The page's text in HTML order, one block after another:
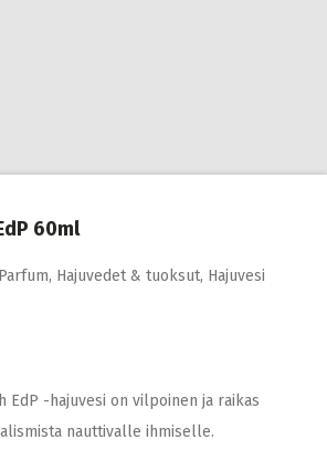
60ml
, Hajuvedet & tuoksut, Hajuvesi
EdP -hajuvesi on vilpoinen ja raikas
nauttivalle ihmiselle.